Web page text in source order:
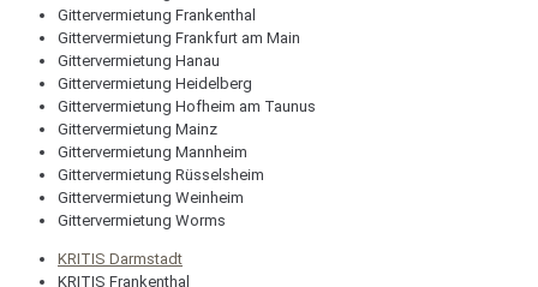
Gittervermietung Frankenthal
Gittervermietung Frankfurt am Main
Gittervermietung Hanau
Gittervermietung Heidelberg
Gittervermietung Hofheim am Taunus
Gittervermietung Mainz
Gittervermietung Mannheim
Gittervermietung Rüsselsheim
Gittervermietung Weinheim
Gittervermietung Worms
KRITIS Darmstadt
KRITIS Frankenthal